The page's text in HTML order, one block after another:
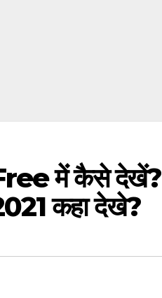
में कैसे देखें?
कहा देखे?